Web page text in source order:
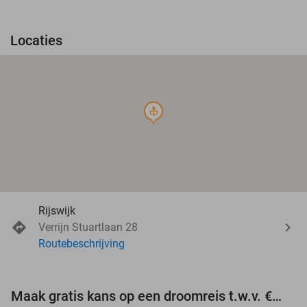
Locaties
course
Rijswijk
Verrijn Stuartlaan 28
Routebeschrijving
Maak gratis kans op een droomreis t.w.v. €3.000!